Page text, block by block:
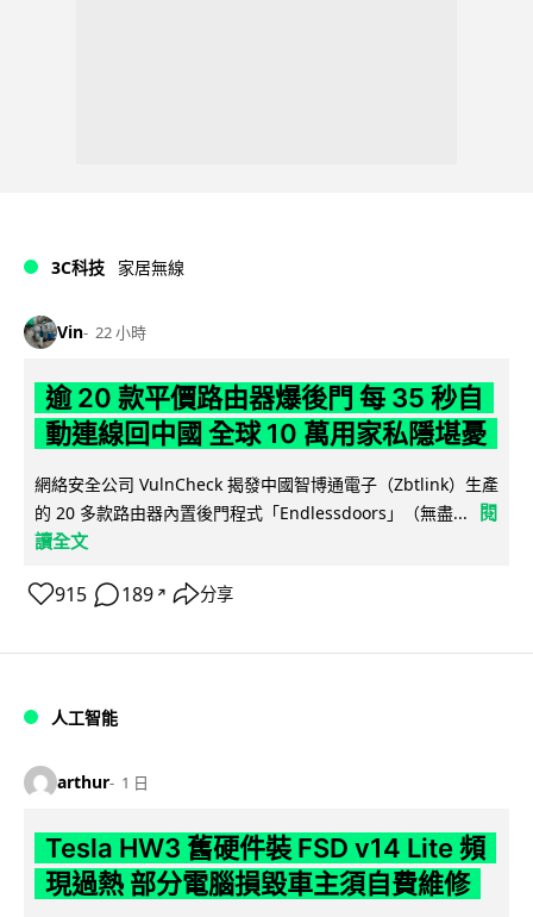
3C科技 家居無線
Vin 22 小時
逾 20 款平價路由器爆後門 每 35 秒自
動連線回中國 全球 10 萬用家私隱堪憂
網絡安全公司 VulnCheck 揭發中國智博通電子（Zbtlink）生產
的 20 多款路由器內置後門程式「Endlessdoors」（無盡...
閱
讀全文
915 189 ↗ 分享
人工智能
arthur 1 日
Tesla HW3 舊硬件裝 FSD v14 Lite 頻
現過熱 部分電腦損毀車主須自費維修